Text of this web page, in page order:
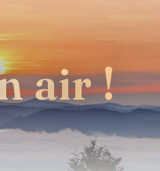
air !